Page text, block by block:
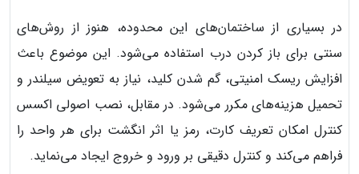
در بسیاری از ساختمان‌های این محدوده، هنوز از روش‌های
سنتی برای باز کردن درب استفاده می‌شود. این موضوع باعث
افزایش ریسک امنیتی، گم شدن کلید، نیاز به تعویض سیلندر و
تحمیل هزینه‌های مکرر می‌شود. در مقابل، نصب اصولی اکسس
کنترل امکان تعریف کارت، رمز یا اثر انگشت برای هر واحد را
فراهم می‌کند و کنترل دقیقی بر ورود و خروج ایجاد می‌نماید.